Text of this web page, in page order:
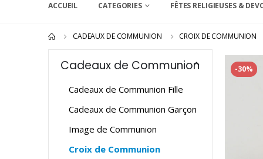
ACCUEIL CATEGORIES FÊTES RELIGIEUSES &
CADEAUX DE COMMUNION CROIX DE COMMUNION
Cadeaux de Communion
Cadeaux de Communion Fille
Cadeaux de Communion Garçon
Image de Communion
Croix de Communion
-30%